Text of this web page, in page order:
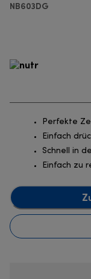
NB603DG
Perfekte
Einfach
Schnell in
Einfach zu